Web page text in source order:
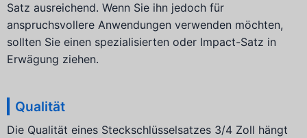
Satz ausreichend. Wenn Sie ihn jedoch für
anspruchsvollere Anwendungen verwenden möchten,
sollten Sie einen spezialisierten oder Impact-Satz in
Erwägung ziehen.
Qualität
Die Qualität eines Steckschlüsselsatzes 3/4 Zoll hängt